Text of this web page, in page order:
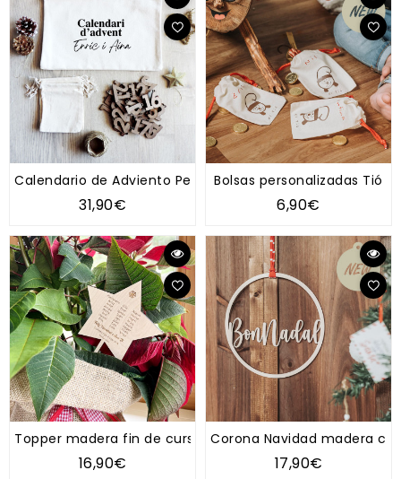
Calendario de Adviento Personalizado DIY
31,90€
Bolsas personalizadas Tió
6,90€
Topper madera fin de curso y Navidad | Regalo profesor
16,90€
Corona Navidad madera
17,90€